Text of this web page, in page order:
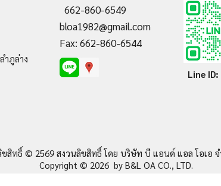
ำภูล่าง
662-860-6549
bloa1982@gmail.com
Fax: 662-860-6544
Line
ขสิทธิ์ © 2569 สงวนลิขสิทธิ์ โดย บริษัท บี แอนด์ แอล โอเอ จ
Copyright © 2026 by B&L OA CO., LTD.